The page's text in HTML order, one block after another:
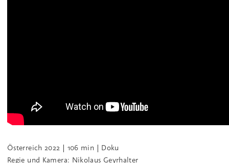
Österreich 2022 | 106 min | Doku
Regie und Kamera: Nikolaus Geyrhalter